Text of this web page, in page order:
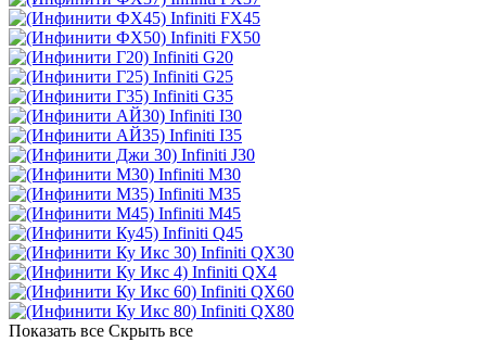
Infiniti FX45
Infiniti FX50
Infiniti G20
Infiniti G25
Infiniti G35
Infiniti I30
Infiniti I35
Infiniti J30
Infiniti M30
Infiniti M35
Infiniti M45
Infiniti Q45
Infiniti QX30
Infiniti QX4
Infiniti QX60
Infiniti QX80
Показать все Скрыть все